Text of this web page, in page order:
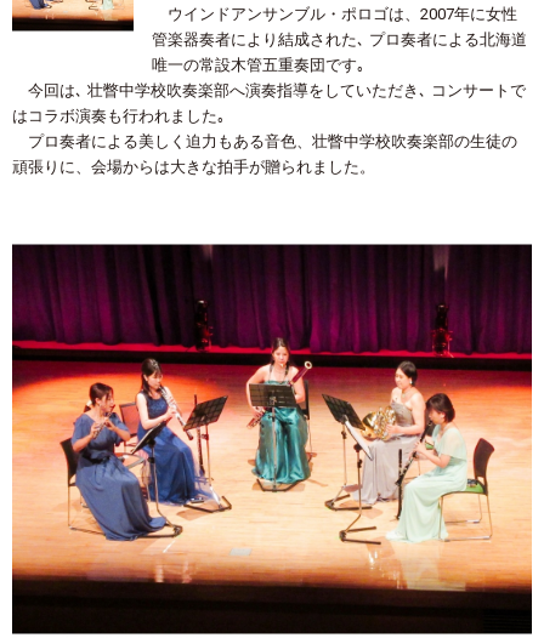
ウインドアンサンブル・ポロゴは、2007年に女性
管楽器奏者により結成された､ プロ奏者による北海道
唯一の常設木管五重奏団です｡
今回は､ 壮瞥中学校吹奏楽部へ演奏指導をしていただき､ コンサートで
はコラボ演奏も行われました｡
プロ奏者による美しく迫力もある音色、壮瞥中学校吹奏楽部の生徒の
頑張りに、会場からは大きな拍手が贈られました。